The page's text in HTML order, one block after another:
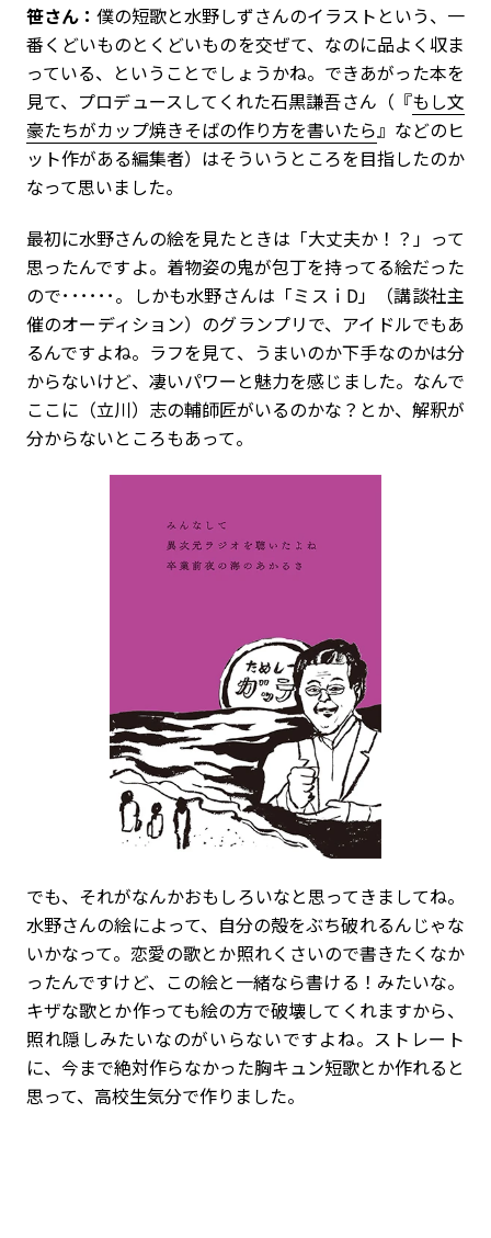
笹さん： 僕の短歌と水野しずさんのイラストという、一
番くどいものとくどいものを交ぜて、なのに品よく収ま
っている、ということでしょうかね。できあがった本を
見て、プロデュースしてくれた石黒謙吾さん（『もし文
豪たちがカップ焼きそばの作り方を書いたら』などのヒ
ット作がある編集者）はそういうところを目指したのか
なって思いました。
最初に水野さんの絵を見たときは「大丈夫か！？」って
思ったんですよ。着物姿の鬼が包丁を持ってる絵だった
ので･･････。しかも水野さんは「ミスｉD」（講談社主
催のオーディション）のグランプリで、アイドルでもあ
るんですよね。ラフを見て、うまいのか下手なのかは分
からないけど、凄いパワーと魅力を感じました。なんで
ここに（立川）志の輔師匠がいるのかな？とか、解釈が
分からないところもあって。
でも、それがなんかおもしろいなと思ってきましてね。
水野さんの絵によって、自分の殻をぶち破れるんじゃな
いかなって。恋愛の歌とか照れくさいので書きたくなか
ったんですけど、この絵と一緒なら書ける！みたいな。
キザな歌とか作っても絵の方で破壊してくれますから、
照れ隠しみたいなのがいらないですよね。ストレート
に、今まで絶対作らなかった胸キュン短歌とか作れると
思って、高校生気分で作りました。